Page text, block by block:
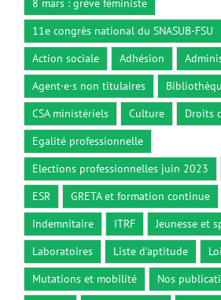
11e congrès national du SNASUB-FSU
Action sociale
Adhésion
Agent·e·s non titulaires
CSA ministériels
Culture
Droits
Egalité professionnelle
Elections professionnelles juin 2023
ESR
GRETA et formation continue
Indemnitaire
ITRF
Jeunesse et
Laboratoires
Liste d'aptitude
Mutations et mobilité
Nos
ONISEP
Op@le/Opér@